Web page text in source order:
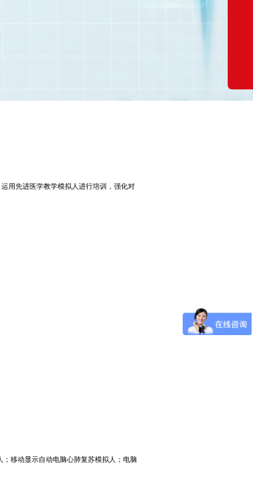
用先进医学教学模拟人进行培训，强化对
；移动显示自动电脑心肺复苏模拟人；电脑